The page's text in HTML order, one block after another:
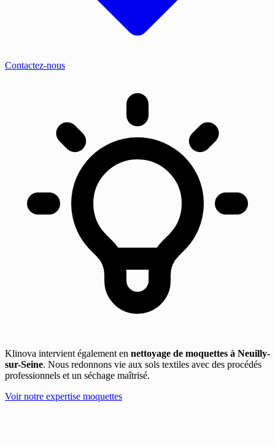
Contactez-nous
Klinova intervient également en nettoyage de moquettes à Neuilly-
sur-Seine. Nous redonnons vie aux sols textiles avec des procédés
professionnels et un séchage maîtrisé.
Voir notre expertise moquettes